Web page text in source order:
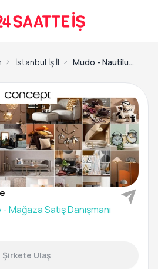
İş İlanları
İstanbul İş İlanları Mudo - Nautilus Home-Mudo Nautilus Home - Mağaza Satış Danışmanı
Mağaza Satış Danışmanı
Şirkete Ulaş